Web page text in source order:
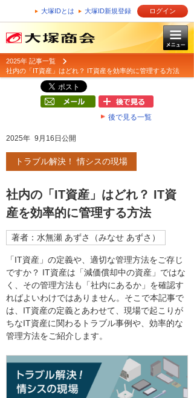
大塚IDとは 大塚ID新規登録 ログイン
2025年 記事一覧
社内の「IT資産」はどれ？ IT資産を効率的に管理する方法
後で見る一覧
2025年 9月16日公開
トラブル解決！ 情シスの現場
社内の「IT資産」はどれ？ IT資
産を効率的に管理する方法
著者：水無瀬 あずさ（みなせ あずさ）
「IT資産」の定義や、適切な管理方法をご存じ
ですか？ IT資産は「減価償却中の資産」ではな
く、その管理方法も「社内にあるか」を確認す
ればよいわけではありません。そこで本記事で
は、IT資産の定義とあわせて、現場で起こりが
ちなIT資産に関わるトラブル事例や、効率的な
管理方法をご紹介します。